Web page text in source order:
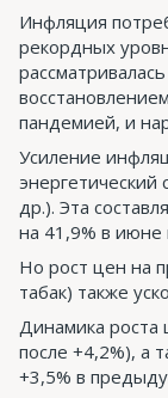
Инфляция
рекордных
пандемией, и
Усиление
энергетический
др.). Эта
на 41,9% в июне
Но рост цен на
табак) также
Динамика
после +4,2%), а
+3,5% в